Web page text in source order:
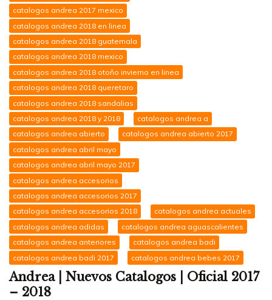
catalogos andrea 2017 mexico
catalogos andrea 2018 en linea
catalogos andrea 2018 guatemala
catalogos andrea 2018 mexico
catalogos andrea 2018 otoño invierno en linea
catalogos andrea 2018 queretaro
catalogos andrea 2018 sandalias
catalogos andrea 2018 y 2018
catalogos andrea a
catalogos andrea abierto
catalogos andrea abierto 2017
catalogos andrea abril mayo
catalogos andrea abril mayo 2017
catalogos andrea accesorios
catalogos andrea accesorios 2017
catalogos andrea accesorios 2018
catalogos andrea actuales
catalogos andrea adidas
catalogos andrea aguascalientes
catalogos andrea anteriores
catalogos andrea badi
catalogos andrea badi 2017
catalogos andrea bebes 2017
Andrea | Nuevos Catalogos | Oficial 2017
– 2018